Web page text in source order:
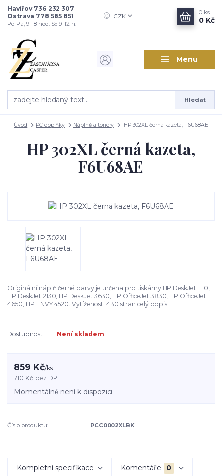
Menu
CZK
Hledat
Havířov 736 232 307
Ostrava 778 585 851
Po-Pá, 9-18 hod. So 9-12 h.
0 ks
0 Kč
Úvod PC doplňky Náplně a tonery HP 302XL černá kazeta, F6U68AE
HP 302XL černá kazeta,
F6U68AE
Originální náplň černé barvy je určena pro tiskárny HP DeskJet 1110,
HP DeskJet 2130, HP DeskJet 3630, HP OfficeJet 3830, HP OfficeJet
4650, HP ENVY 4520. Vytíženost: 480 stran celý popis
Dostupnost Není skladem
859 Kč/ks
710 Kč bez DPH
Momentálně není k dispozici
Číslo produktu: PCC0002XLBK
Kompletní specifikace Komentáře 0